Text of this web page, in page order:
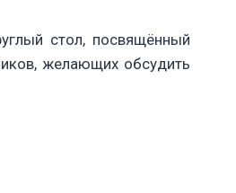
стол, посвящённый
желающих обсудить